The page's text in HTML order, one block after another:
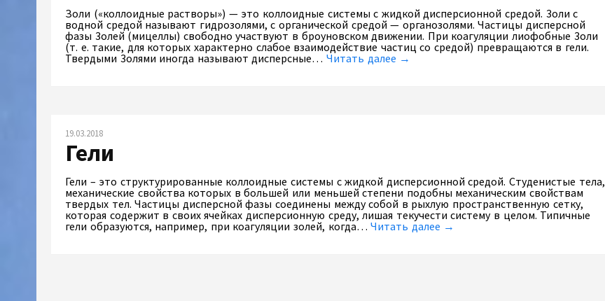
Золи («коллоидные растворы») — это коллоидные системы с жидкой дисперсионной средой. 3оли с
водной средой называют гидрозолями, с органической средой — органозолями. Частицы дисперсной
фазы 3олей (мицеллы) свободно участвуют в броуновском движении. При коагуляции лиофобные 3оли
(т. е. такие, для которых характерно слабое взаимодействие частиц со средой) превращаются в гели.
Твердыми 3олями иногда называют дисперсные…Читать далее →
19.03.2018
Гели
Гели – это структурированные коллоидные системы с жидкой дисперсионной средой. Студенистые тела,
механические свойства которых в большей или меньшей степени подобны механическим свойствам
твердых тел. Частицы дисперсной фазы соединены между собой в рыхлую пространственную сетку,
которая содержит в своих ячейках дисперсионную среду, лишая текучести систему в целом. Типичные
гели образуются, например, при коагуляции золей, когда…Читать далее →